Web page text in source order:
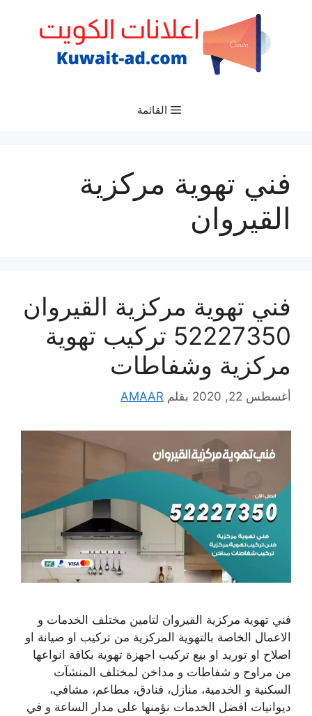
القائمة
فني تهوية مركزية
القيروان
فني تهوية مركزية القيروان
52227350 تركيب تهوية
مركزية وشفاطات
أغسطس 22, 2020 بقلم AMAAR
فني تهوية مركزية القيروان لتامين مختلف الخدمات و
الاعمال الخاصة بالتهوية المركزية من تركيب او صيانة او
اصلاح او توريد او بيع تركيب اجهزة تهوية بكافة انواعها
من مراوح و شفاطات و مداخن لمختلف المنشآت
السكنية و الخدمية، منازل، فنادق، مطاعم، مشافي،
ديوانيات افضل الخدمات نؤمنها على مدار الساعة و في